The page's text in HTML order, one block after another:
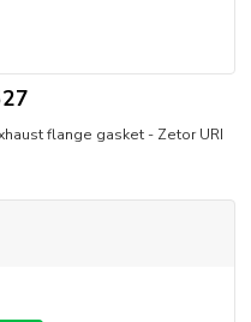
flange gasket - Zetor URI